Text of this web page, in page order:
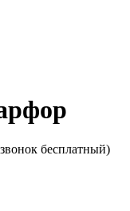
бесплатный)